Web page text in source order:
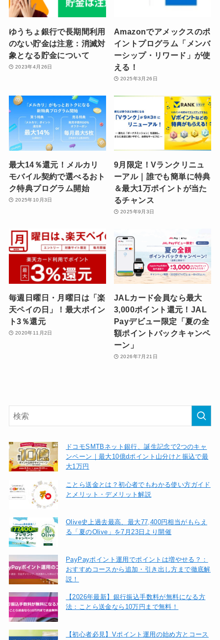
ゆうちょ銀行で長期間利用
のない貯金は注意：消滅対
象となる貯金について
2023年4月26日
Amazonでアメックスのポ
イントプログラム「メンバ
ーシップ・リワード」が使
える！
2025年3月26日
最大14％還元！メルカリ
モバイル契約で選べるおト
ク特典プログラム開始
2025年10月3日
9月限定！Vランクリニュ
ーアル｜誰でも簡単に特典
＆最大1万ポイントが当た
るチャンス
2025年9月3日
毎週日曜日・月曜日は「楽
天ペイの日」！最大ポイン
ト3％還元
2020年11月2日
JALカード会員なら最大
3,000ポイント還元！JAL
Payデビュー限定「夏の全
額ポイントバックキャンペ
ーン」
2026年7月21日
ドコモSMTBネット銀行、誕生記念で2つのキャ
ンペーン｜最大10億dポイント山分けと振込で最
大1万円
ことら送金とは？初心者でもわかる使い方ガイド
とメリット・デメリット解説
Olive史上過去最高、最大77,400円相当がもらえ
る「夏のOlive」を7月23日より開催
PayPayポイント運用でポイントは増やせる？：
おすすめコースから追加・引き出し方まで徹底解
説！
【2026年最新】銀行振込手数料が無料になる方
法：ことら送金なら10万円まで無料！
【初心者必見】Vポイント運用の始め方とコース